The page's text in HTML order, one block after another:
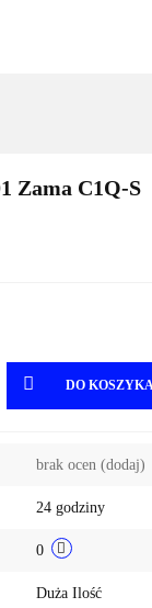
Zama C1Q-S
DO
brak ocen (dodaj)
24 godziny
0
Duża Ilość